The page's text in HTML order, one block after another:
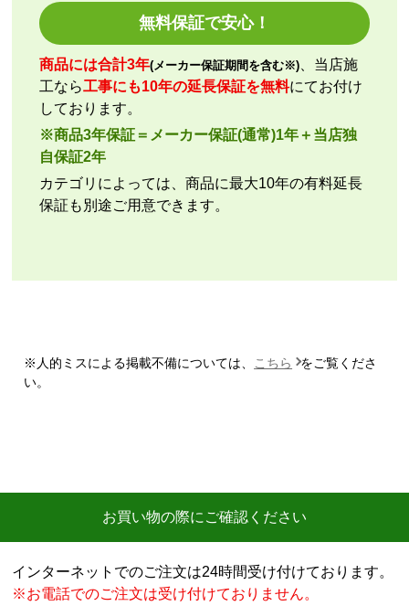
欲しい商品をスムーズに注文できましたか？
ショップからの連絡や対応は適切でしたか？
いいえ
予定の期日までに商品が届きましたか？
はい
商品の梱包は必要十分なものでしたか？
はい
またこのショップを利用したいですか？
いいえ
【注文からどのくらいで届きましたか？】
商品価格は安く、工事費で稼ぐ形。
い。
無料保証で安心！
商品には合計3年(メーカー保証期間を含む※) 、当店施
工なら工事にも10年の延長保証を無料にてお付け
しております。
※商品3年保証＝メーカー保証(通常)1年＋当店独
自保証2年
カテゴリによっては、商品に最大10年の有料延長
保証も別途ご用意できます。
※人的ミスによる掲載不備については、 こちら
をご覧くださ
い。
お買い物の際にご確認ください
インターネットでのご注文は24時間受け付けております。
※お電話でのご注文は受け付けておりません。